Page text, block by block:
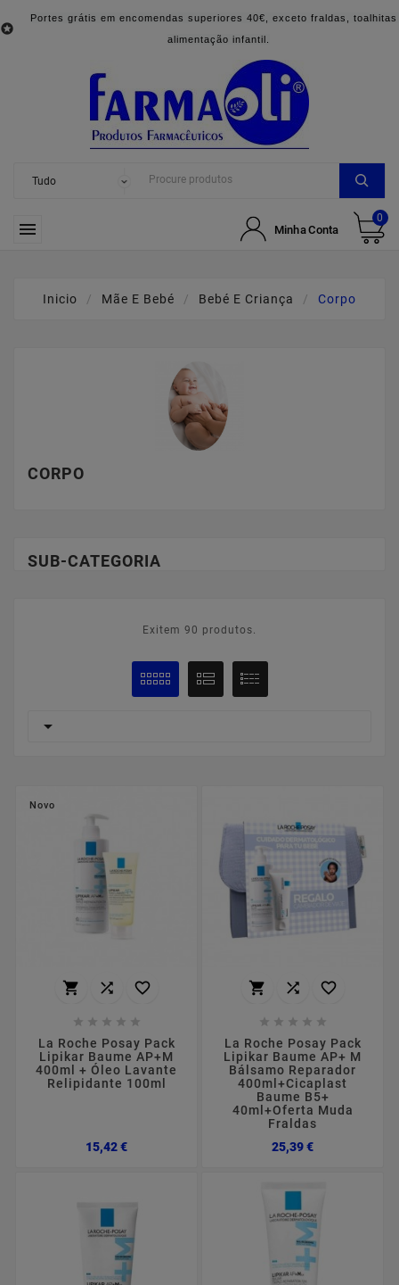

Portes grátis em encomendas superiores 40€, exceto fraldas, toalhitas
alimentação infantil.
 Minha Conta
0
Inicio Mãe E Bebé Bebé E Criança Corpo
CORPO
SUB-CATEGORIA
Exitem 90 produtos.

Novo
  
    
La Roche Posay Pack
Lipikar Baume AP+M
400ml + Óleo Lavante
Relipidante 100ml
15,42 €Preço
  
    
La Roche Posay Pack
Lipikar Baume AP+ M
Bálsamo Reparador
400ml+Cicaplast
Baume B5+
40ml+Oferta Muda
Fraldas
25,39 €Preço